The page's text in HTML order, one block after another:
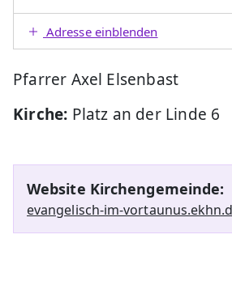
Adresse einblenden
Pfarrer Axel Elsenbast
Kirche: Platz an der Linde 6
Website Kirchengemeinde:
evangelisch-im-